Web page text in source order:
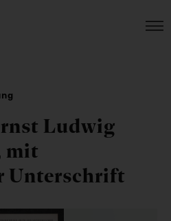
Ludwig
mit
Unterschrift